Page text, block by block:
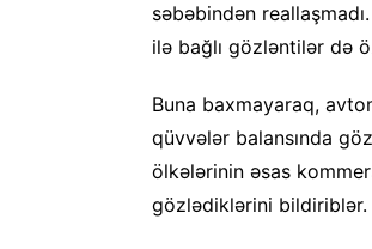
səbəbindən
ilə bağlı gözləntilər də
Buna baxmayaraq,
qüvvələr balansında
ölkələrinin əsas
gözlədiklərini bildiriblər.